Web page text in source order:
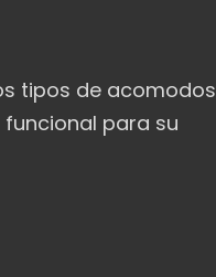
tipos de acomodos
para su